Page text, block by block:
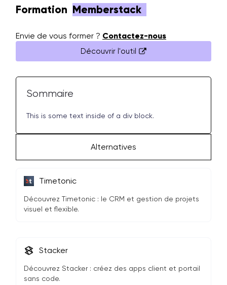
Formation Memberstack
Envie de vous former ? Contactez-nous
Découvrir l'outil
Sommaire
This is some text inside of a div block.
Alternatives
Timetonic
Découvrez Timetonic : le CRM et gestion de projets
visuel et flexible.
Stacker
Découvrez Stacker : créez des apps client et portail
sans code.